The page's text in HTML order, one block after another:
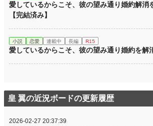
愛しているからこそ、彼の望み通り婚約解消
【完結済み】
小説 恋愛 連載中 長編 R15
愛しているからこそ、彼の望み通り婚約を解
皇 翼の近況ボードの更新履歴
2026-02-27 20:37:39